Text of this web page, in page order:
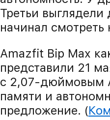
Третьи выглядели
начинал
Amazfit Bip Max
представили 21
с 2,07-дюймовым
памяти и
предложение. (